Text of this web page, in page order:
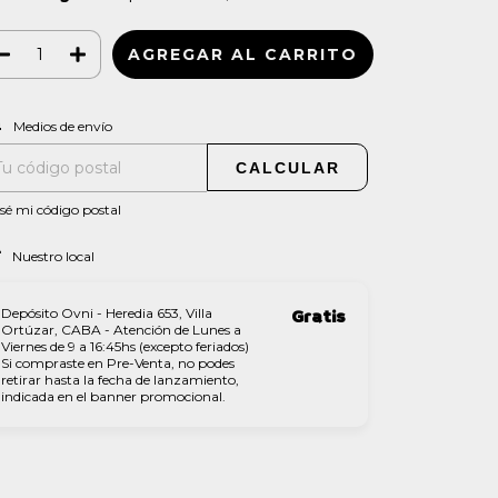
para el CP:
Medios de envío
CALCULAR
mi código postal
Nuestro local
Depósito Ovni - Heredia 653, Villa
Ortúzar, CABA - Atención de Lunes a
Viernes de 9 a 16:45hs (excepto feriados)
Si compraste en Pre-Venta, no podes
retirar hasta la fecha de lanzamiento,
indicada en el banner promocional.
Gratis